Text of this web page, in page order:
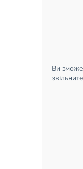
Ви